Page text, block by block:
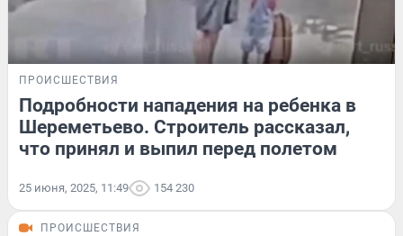
ПРОИСШЕСТВИЯ
Подробности нападения на ребенка в
Шереметьево. Строитель рассказал,
что принял и выпил перед полетом
25 июня, 2025, 11:49 154 230
ПРОИСШЕСТВИЯ